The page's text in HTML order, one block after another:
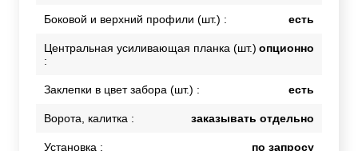
Боковой и верхний профили (шт.) : есть
Центральная усиливающая планка (шт.)
:
опционно
Заклепки в цвет забора (шт.) : есть
Ворота, калитка : заказывать отдельно
Установка : по запросу